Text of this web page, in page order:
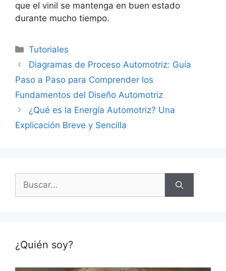
que el vinil se mantenga en buen estado
durante mucho tiempo.
Categorías
Tutoriales
Diagramas de Proceso Automotriz: Guía
Paso a Paso para Comprender los
Fundamentos del Diseño Automotriz
¿Qué es la Energía Automotriz? Una
Explicación Breve y Sencilla
Buscar:
¿Quién soy?